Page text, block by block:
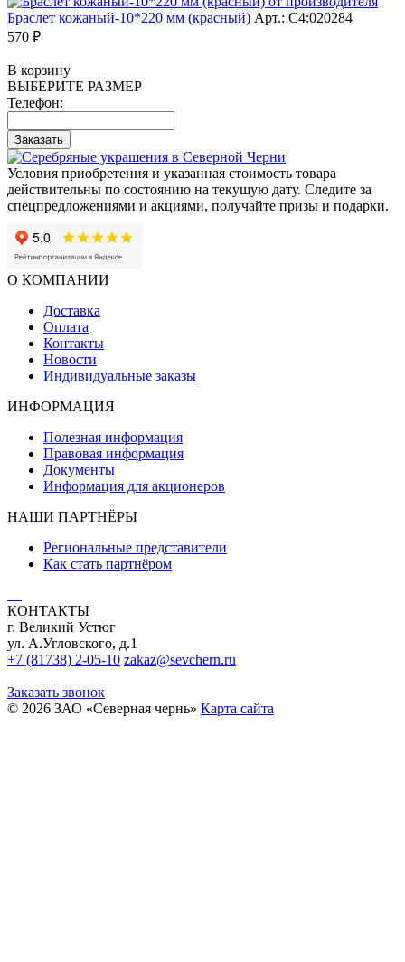
Браслет кожаный-10*220 мм (красный) Арт.: С4:020284
570 ₽
В корзину
ВЫБЕРИТЕ РАЗМЕР
Телефон:
Заказать
Условия приобретения и указанная стоимость товара
действительны по состоянию на текущую дату. Следите за
спецпредложениями и акциями, получайте призы и подарки.
О КОМПАНИИ
Доставка
Оплата
Контакты
Новости
Индивидуальные заказы
ИНФОРМАЦИЯ
Полезная информация
Правовая информация
Документы
Информация для акционеров
НАШИ ПАРТНЁРЫ
Региональные представители
Как стать партнёром
КОНТАКТЫ
г. Великий Устюг
ул. А.Угловского, д.1
+7 (81738) 2-05-10 zakaz@sevchern.ru
Заказать звонок
© 2026 ЗАО «Северная чернь» Карта сайта